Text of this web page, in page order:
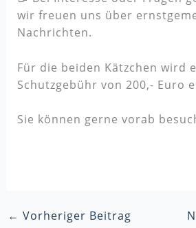
wir freuen uns über
Nachrichten.
Für die beiden Kätzchen wird
Schutzgebühr von 200,- Euro
Sie können gerne vorab
← Vorheriger Beitrag